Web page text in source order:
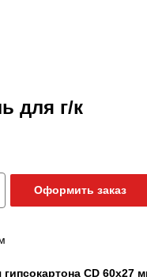
для г/к
Оформить заказ
CD 60x27